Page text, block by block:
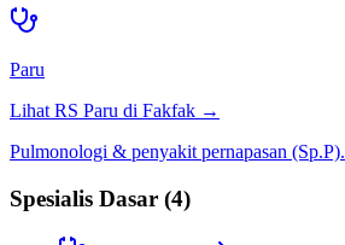
Paru
Lihat RS Paru di Fakfak →
Pulmonologi & penyakit pernapasan (Sp.P).
Spesialis Dasar (4)